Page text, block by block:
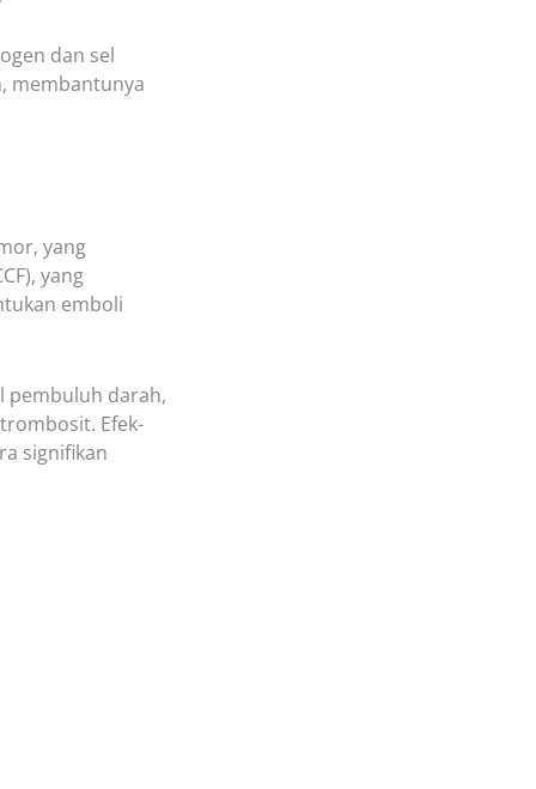
dan sel
membantunya
yang
yang
emboli
pembuluh darah,
Efek-
signifikan